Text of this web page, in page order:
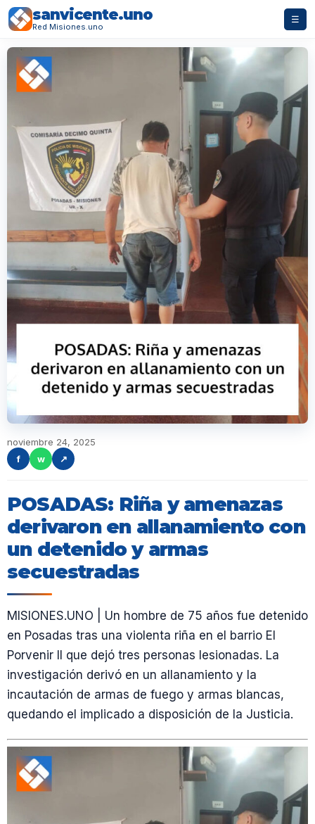
sanvicente.uno
Red Misiones.uno
☰
noviembre 24, 2025
f
w ↗
POSADAS: Riña y amenazas
derivaron en allanamiento con
un detenido y armas
secuestradas
MISIONES.UNO | Un hombre de 75 años fue detenido
en Posadas tras una violenta riña en el barrio El
Porvenir II que dejó tres personas lesionadas. La
investigación derivó en un allanamiento y la
incautación de armas de fuego y armas blancas,
quedando el implicado a disposición de la Justicia.